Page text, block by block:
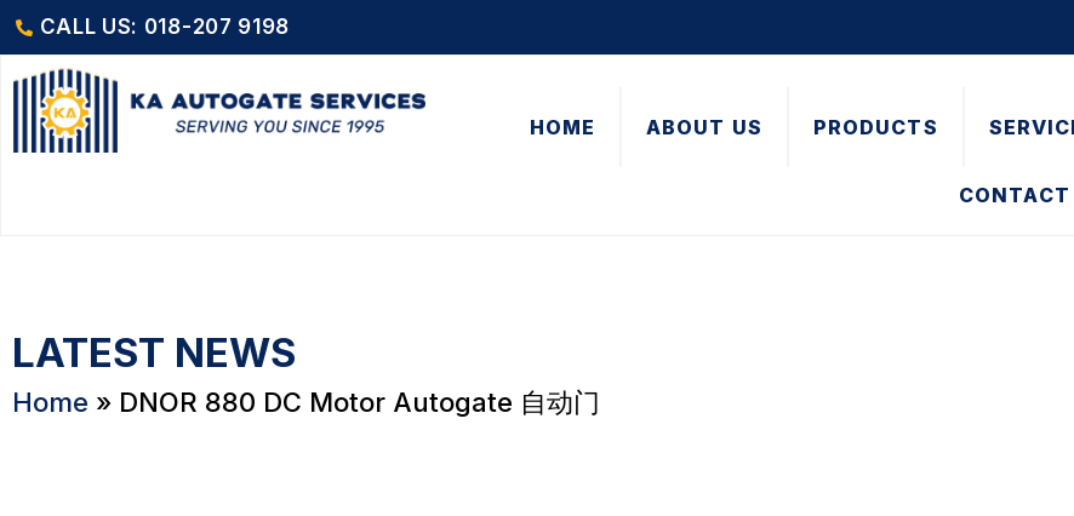
CALL US: 018-207 9198
HOME ABOUT US PRODUCTS
CONTACT
LATEST NEWS
Home » DNOR 880 DC Motor Autogate 自动门